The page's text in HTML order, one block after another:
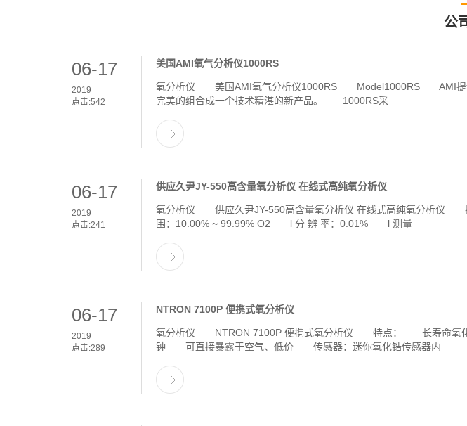
公
06-17
2019
点击:542
美国AMI氧气分析仪1000RS
氧分析仪 美国AMI氧气分析仪1000RS Model1000RS AMI提供这
完美的组合成一个技术精湛的新产品。 1000RS采
06-17
2019
点击:241
供应久尹JY-550高含量氧分析仪 在线式高纯氧分析仪
氧分析仪 供应久尹JY-550高含量氧分析仪 在线式高纯氧分析
围：10.00% ~ 99.99% O2 l 分 辨 率：0.01% l 测量
06-17
2019
点击:289
NTRON 7100P 便携式氧分析仪
氧分析仪 NTRON 7100P 便携式氧分析仪 特点： 长寿命氧
钟 可直接暴露于空气、低价 传感器：迷你氧化锆传感器内